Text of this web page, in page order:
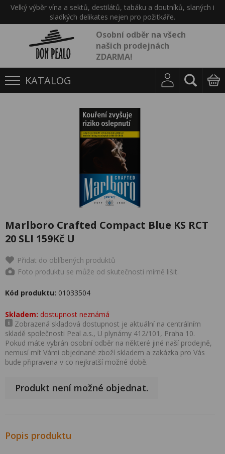
Velký výběr vína a sektů, destilátů, tabáku a doutníků, slaných i
sladkých delikates nejen pro požitkáře.
Osobní odběr na všech
našich prodejnách
ZDARMA!
KATALOG
Marlboro Crafted Compact Blue KS RCT
20 SLI 159Kč U
Přidat do oblíbených produktů
Foto produktu se může od skutečnosti mírně lišit.
Kód produktu: 01033504
Skladem: dostupnost neznámá
Zobrazená skladová dostupnost je aktuální na centrálním
skladě společnosti Peal a.s., U plynárny 412/101, Praha 10.
Pokud máte vybrán osobní odběr na některé jiné naší prodejně,
nemusí mít Vámi objednané zboží skladem a zakázka pro Vás
bude připravena v co nejkratší možné době.
Produkt není možné objednat.
Popis produktu